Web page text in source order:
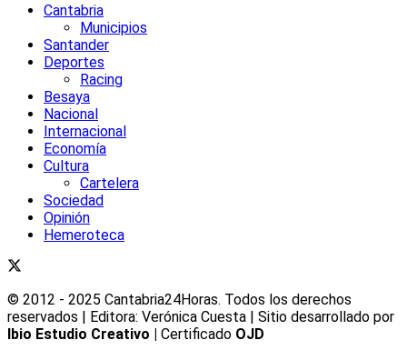
Cantabria
Municipios
Santander
Deportes
Racing
Besaya
Nacional
Internacional
Economía
Cultura
Cartelera
Sociedad
Opinión
Hemeroteca
© 2012 - 2025 Cantabria24Horas. Todos los derechos
reservados | Editora: Verónica Cuesta | Sitio desarrollado por
Ibio Estudio Creativo | Certificado OJD